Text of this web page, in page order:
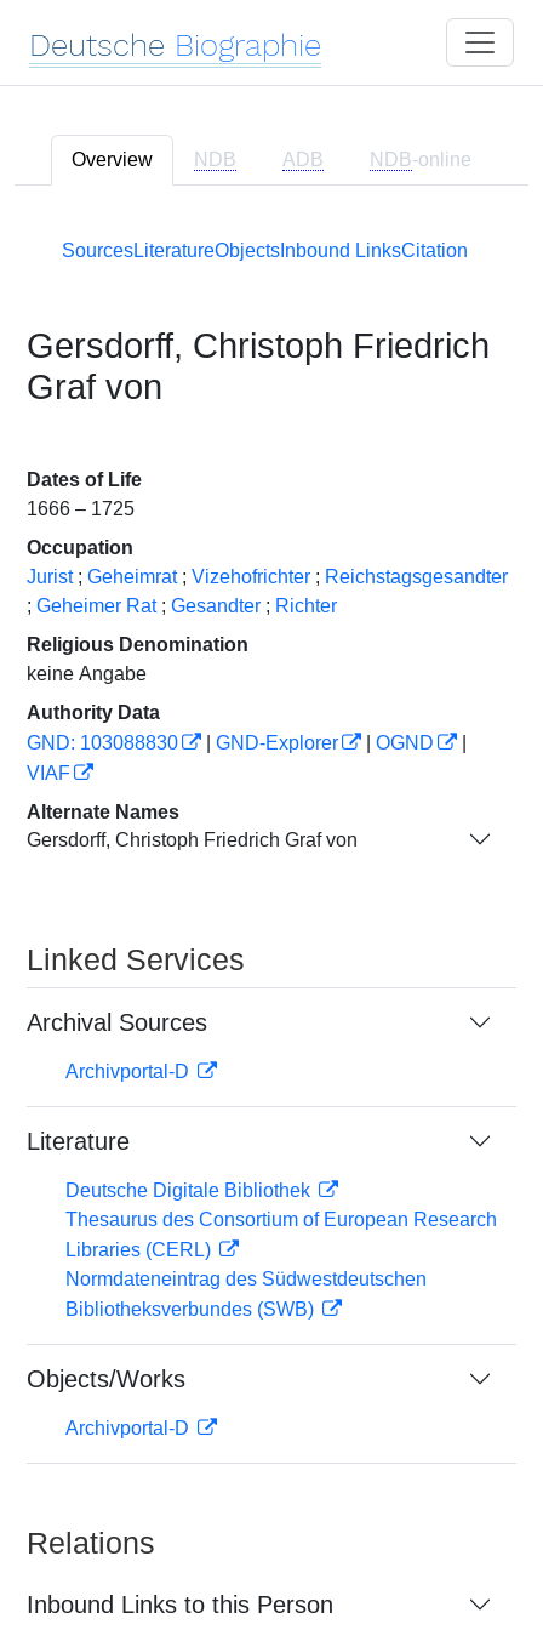
Deutsche Biographie
Overview NDB ADB NDB-online
SourcesLiteratureObjectsInbound LinksCitation
Gersdorff, Christoph Friedrich
Graf von
Dates of Life
1666 – 1725
Occupation
Jurist ; Geheimrat ; Vizehofrichter ; Reichstagsgesandter
; Geheimer Rat ; Gesandter ; Richter
Religious Denomination
keine Angabe
Authority Data
GND: 103088830
GND-Explorer OGND
VIAF
Alternate Names
Gersdorff, Christoph Friedrich Graf von
Linked Services
Archival Sources
Archivportal-D
Literature
Deutsche Digitale Bibliothek
Thesaurus des Consortium of European Research
Libraries (CERL)
Normdateneintrag des Südwestdeutschen
Bibliotheksverbundes (SWB)
Objects/Works
Archivportal-D
Relations
Inbound Links to this Person